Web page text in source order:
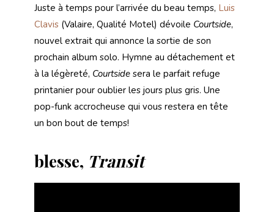
Juste à temps pour l’arrivée du beau temps, Luis
Clavis (Valaire, Qualité Motel) dévoile Courtside,
nouvel extrait qui annonce la sortie de son
prochain album solo. Hymne au détachement et
à la légèreté, Courtside sera le parfait refuge
printanier pour oublier les jours plus gris. Une
pop-funk accrocheuse qui vous restera en tête
un bon bout de temps!
blesse, Transit